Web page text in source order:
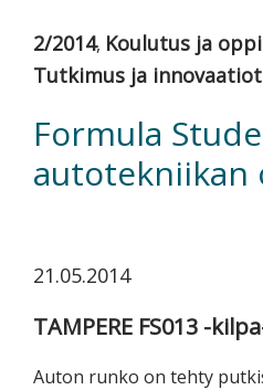
viestittää
ammattikorkeakoulujen
kehittämis-
ja
innovaatiotoiminnasta
koskevasta
kaikille
kiinnostuneille.
2/2014, Koulutus ja
Tutkimus ja innovaatiot
Formula
autotekniikan
21.05.2014
TAMPERE FS013 -
Auton runko on tehty